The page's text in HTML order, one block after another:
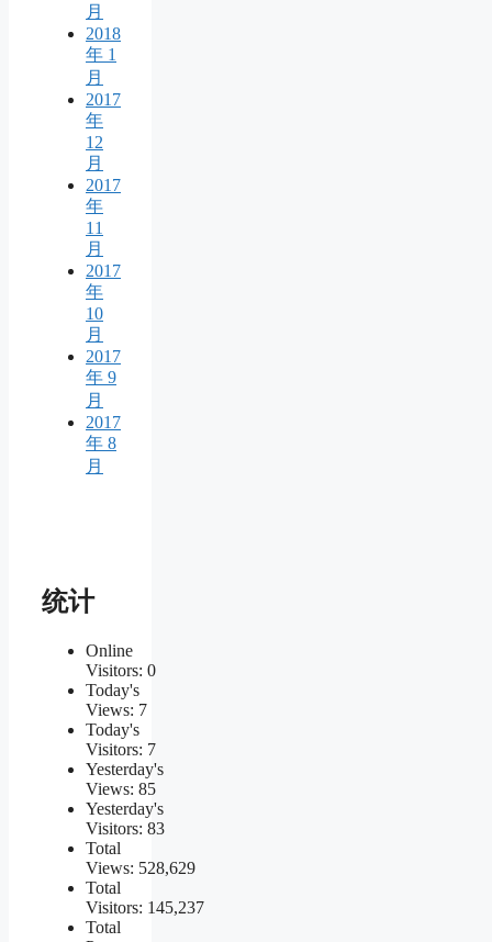
月
2018
年 1
月
2017
年
12
月
2017
年
11
月
2017
年
10
月
2017
年 9
月
2017
年 8
月
统计
Online
Visitors: 0
Today's
Views: 7
Today's
Visitors: 7
Yesterday's
Views: 85
Yesterday's
Visitors: 83
Total
Views: 528,629
Total
Visitors: 145,237
Total